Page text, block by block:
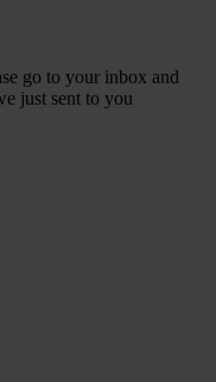
go to your inbox and
just sent to you